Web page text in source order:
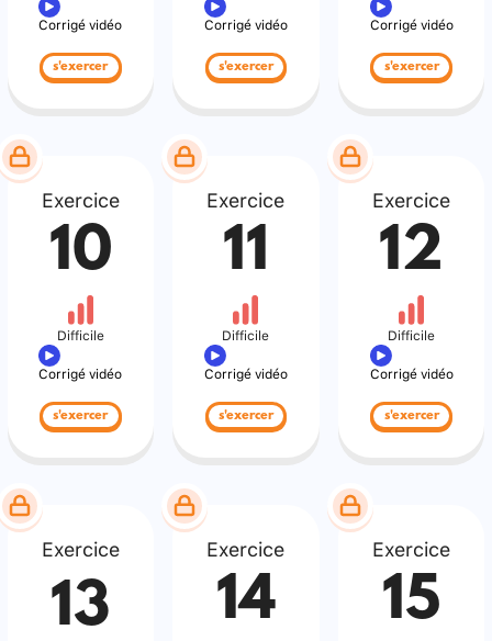
Corrigé vidéo
s'exercer
Corrigé vidéo
s'exercer
Corrigé vidéo
s'exercer
Exercice
10
Difficile
Corrigé vidéo
s'exercer
Exercice
11
Difficile
Corrigé vidéo
s'exercer
Exercice
12
Difficile
Corrigé vidéo
s'exercer
Exercice
13
Exercice
14
Exercice
15